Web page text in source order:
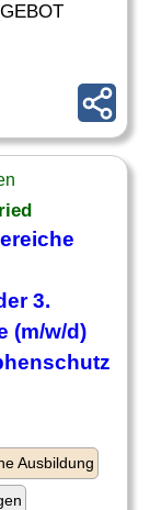
3.
(m/w/d)
Ausbildung